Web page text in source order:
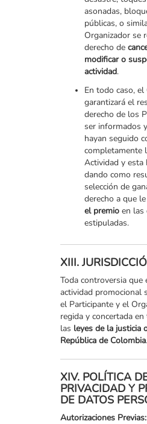
asonadas,
públicas, o
Organizador se
derecho de
modificar o
actividad.
En todo caso,
garantizará el
derecho de los
ser informados
hayan seguido
completamente
Actividad y esta
dando como
selección de
derecho a que
el premio en las
estipuladas.
XIII.
Toda controversia que
actividad promocional
el Participante y el
regida y concertada
las leyes de la justicia
República de Colombia.
XIV. POLÍTICA
PRIVACIDAD Y
DE DATOS
Autorizaciones Previas: